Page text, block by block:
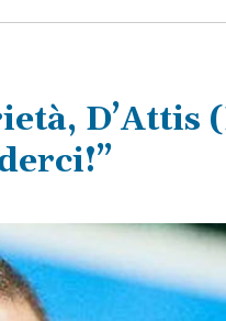
D’Attis